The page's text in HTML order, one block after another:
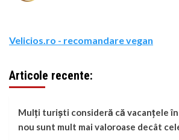
Velicios.ro - recomandare vegan
Articole recente:
Mulți turiști consideră că vacanțele
nou sunt mult mai valoroase decât